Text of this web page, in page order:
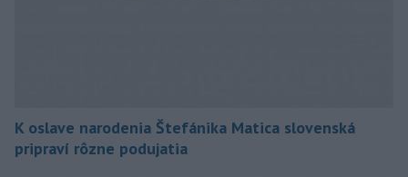
K oslave narodenia Štefánika Matica slovenská
pripraví rôzne podujatia